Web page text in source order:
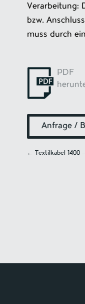
Verarbeitung:
bzw. Anschluss
muss durch
PDF
Anfrage /
← Textilkabel 1400